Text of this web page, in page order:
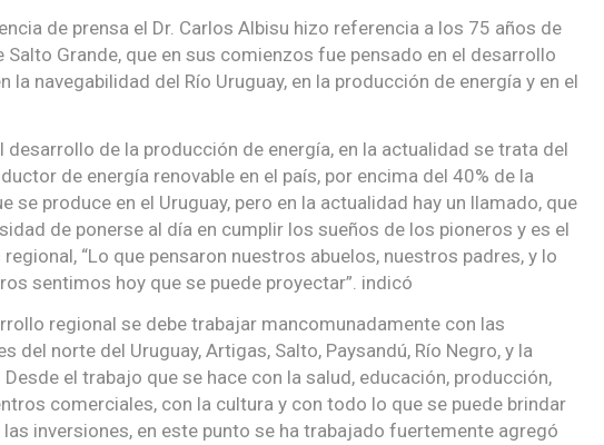
de prensa el Dr. Carlos Albisu hizo referencia a los 75 años de
Salto Grande, que en sus comienzos fue pensado en el desarrollo
la navegabilidad del Río Uruguay, en la producción de energía y en el
desarrollo de la producción de energía, en la actualidad se trata del
de energía renovable en el país, por encima del 40% de la
se produce en el Uruguay, pero en la actualidad hay un llamado, que
de ponerse al día en cumplir los sueños de los pioneros y es el
“Lo que pensaron nuestros abuelos, nuestros padres, y lo
sentimos hoy que se puede proyectar”. indicó
regional se debe trabajar mancomunadamente con las
del norte del Uruguay, Artigas, Salto, Paysandú, Río Negro, y la
el trabajo que se hace con la salud, educación, producción,
comerciales, con la cultura y con todo lo que se puede brindar
las inversiones, en este punto se ha trabajado fuertemente agregó